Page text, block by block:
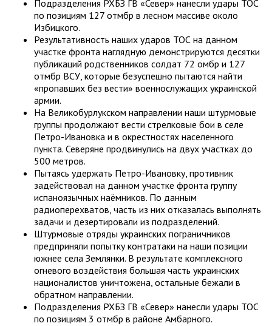
Подразделения РХБЗ ГВ «Север» нанесли удары ТОС
по позициям 127 отмбр в лесном массиве около
Избицкого.
Результативность наших ударов ТОС на данном
участке фронта наглядную демонстрируются десятки
публикаций родственников солдат 72 омбр и 127
отмбр ВСУ, которые безуспешно пытаются найти
«пропавших без вести» военнослужащих украинской
армии.
На Великобурлукском направлении наши штурмовые
группы продолжают вести стрелковые бои в селе
Петро-Ивановка и в окрестностях населенного
пункта. Северяне продвинулись на двух участках до
500 метров.
Пытаясь удержать Петро-Ивановку, противник
задействовал на данном участке фронта группу
испаноязычных наёмников. По данным
радиоперехватов, часть из них отказалась выполнять
задачи и дезертировали из подразделений.
Штурмовые отряды украинских пограничников
предприняли попытку контратаки на наши позиции
южнее села Землянки. В результате комплексного
огневого воздействия большая часть украинских
националистов уничтожена, остальные бежали в
обратном направлении.
Подразделения РХБЗ ГВ «Север» нанесли удары ТОС
по позициям 3 отмбр в районе Амбарного.